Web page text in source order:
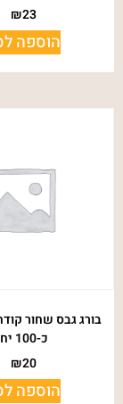
₪23
הוספה
כ-100 יח'
₪20
הוספה